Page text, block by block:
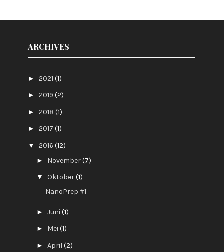
ARCHIVES
► 2021(1)
► 2019(2)
► 2018(1)
► 2017(1)
▼ 2016(12)
► November(7)
▼ Oktober(1)
NanoPrep #1
►Juni(1)
► Mei(1)
►April(2)